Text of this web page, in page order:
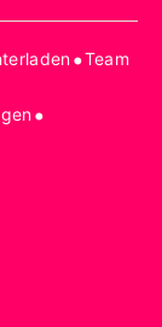
•Team
•